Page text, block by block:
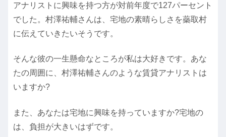
アナリストに興味を持つ方が対前年度で127パーセント
でした。村澤祐輔さんは、宅地の素晴らしさを蘂取村
に伝えていきたいそうです。
そんな彼の一生懸命なところが私は大好きです。あな
たの周囲に、村澤祐輔さんのような賃貸アナリストは
いますか?
また、あなたは宅地に興味を持っていますか?宅地の
は、負担が大きいはずです。